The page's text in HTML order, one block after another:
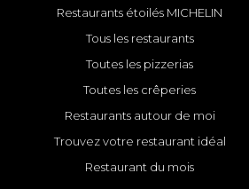
Restaurants étoilés MICHELIN
Tous les restaurants
Toutes les pizzerias
Toutes les crêperies
Restaurants autour de moi
Trouvez votre restaurant idéal
Restaurant du mois